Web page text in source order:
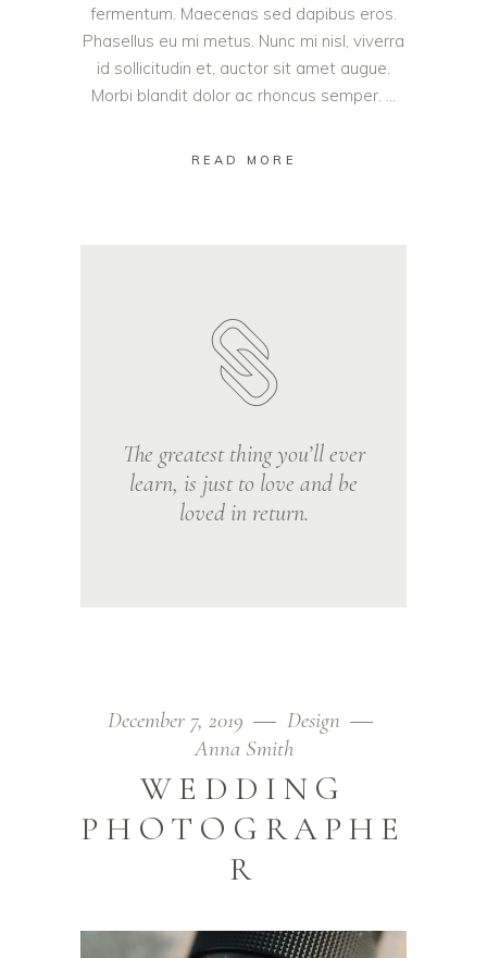
fermentum. Maecenas sed dapibus eros.
Phasellus eu mi metus. Nunc mi nisl, viverra
id sollicitudin et, auctor sit amet augue.
Morbi blandit dolor ac rhoncus semper.
READ MORE
The greatest thing you’ll ever
learn, is just to love and be
loved in return.
December 7, 2019
Design
Anna Smith
WEDDING
PHOTOGRAPHE
R